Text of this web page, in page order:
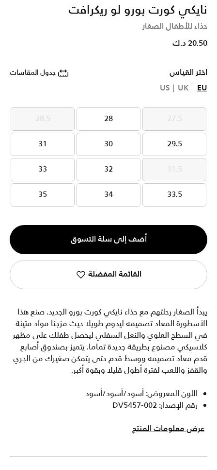
نايكي كورت بورو لو ريكرافت
حذاء للأطفال الصغار
20.50 د.ك
اختر القياس جدول المقاسات
EU
UK
US
27.5
27.5
28
28
28.5
28.5
29.5
29.5
30
30
31
31
31.5
31.5
32
32
33
33
33.5
33.5
34
34
35
35
الكمية
1
أضف إلى سلة التسوق
القائمة المفضلة
يبدأ الصغار رحلتهم مع حذاء نايكي كورت بورو الجديد. صنع هذا
الأسطورة المعاد تصميمه ليدوم طويلا حيث مزجنا مواد متينة
في السطح العلوي والنعل السفلي ليحصل طفلك على مظهر
كلاسيكي مصنوع بطريقة جديدة تماما. يتميز بصندوق أصابع
قدم معاد تصميمه ووسط قدم حتى يتمكن صغيرك من الجري
والقفز واللعب لفترة أطول قليلا وبقوة أكبر.
اللون المعروض: أسود/أسود/أسود
رقم الإصدار: DV5457-002
عرض معلومات المنتج